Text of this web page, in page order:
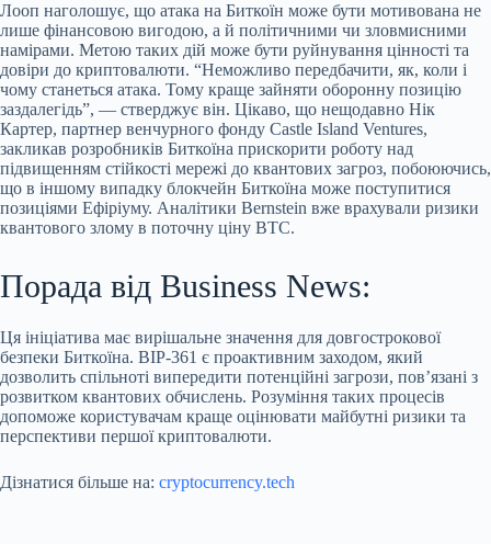
Лооп наголошує, що атака на Биткоїн може бути мотивована не
лише фінансовою вигодою, а й політичними чи зловмисними
намірами. Метою таких дій може бути руйнування цінності та
довіри до криптовалюти. “Неможливо передбачити, як, коли і
чому станеться атака. Тому краще зайняти оборонну позицію
заздалегідь”, — стверджує він. Цікаво, що нещодавно Нік
Картер, партнер венчурного фонду Castle Island Ventures,
закликав розробників Биткоїна прискорити роботу над
підвищенням стійкості мережі до квантових загроз, побоюючись,
що в іншому випадку блокчейн Биткоїна може поступитися
позиціями Ефіріуму. Аналітики Bernstein вже врахували ризики
квантового злому в поточну ціну BTC.
Порада від Business News:
Ця ініціатива має вирішальне значення для довгострокової
безпеки Биткоїна. BIP-361 є проактивним заходом, який
дозволить спільноті випередити потенційні загрози, пов’язані з
розвитком квантових обчислень. Розуміння таких процесів
допоможе користувачам краще оцінювати майбутні ризики та
перспективи першої криптовалюти.
Дізнатися більше на: cryptocurrency.tech